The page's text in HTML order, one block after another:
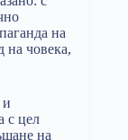
на
на човека,
и
с цел
на